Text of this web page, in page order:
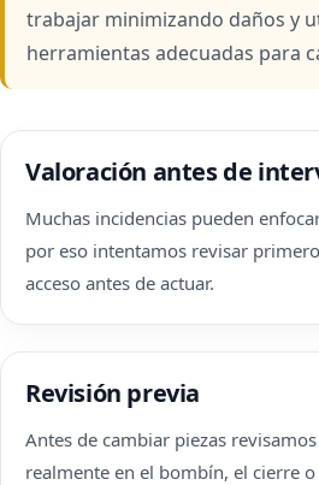
trabajar minimizando daños y
herramientas adecuadas para
Valoración antes de
Muchas incidencias pueden
por eso intentamos revisar
acceso antes de actuar.
Revisión previa
Antes de cambiar piezas
realmente en el bombín, el cierre